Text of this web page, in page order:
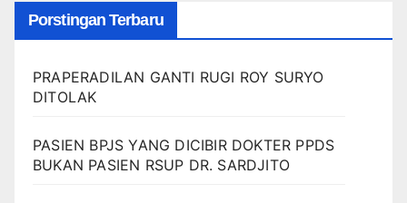
Porstingan Terbaru
PRAPERADILAN GANTI RUGI ROY SURYO
DITOLAK
PASIEN BPJS YANG DICIBIR DOKTER PPDS
BUKAN PASIEN RSUP DR. SARDJITO